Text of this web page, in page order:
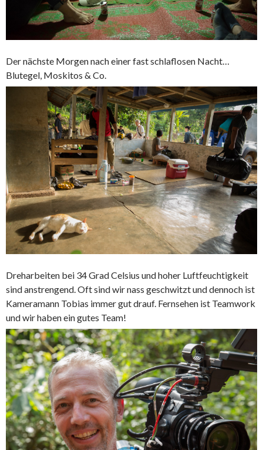
Der nächste Morgen nach einer fast schlaflosen Nacht…
Blutegel, Moskitos & Co.
Dreharbeiten bei 34 Grad Celsius und hoher Luftfeuchtigkeit
sind anstrengend. Oft sind wir nass geschwitzt und dennoch ist
Kameramann Tobias immer gut drauf. Fernsehen ist Teamwork
und wir haben ein gutes Team!